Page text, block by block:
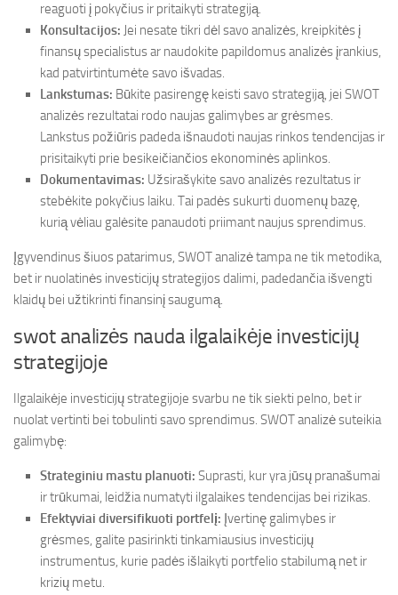
reaguoti į pokyčius ir pritaikyti strategiją.
Konsultacijos: Jei nesate tikri dėl savo analizės, kreipkitės į
finansų specialistus ar naudokite papildomus analizės įrankius,
kad patvirtintumėte savo išvadas.
Lankstumas: Būkite pasirengę keisti savo strategiją, jei SWOT
analizės rezultatai rodo naujas galimybes ar grėsmes.
Lankstus požiūris padeda išnaudoti naujas rinkos tendencijas ir
prisitaikyti prie besikeičiančios ekonominės aplinkos.
Dokumentavimas: Užsirašykite savo analizės rezultatus ir
stebėkite pokyčius laiku. Tai padės sukurti duomenų bazę,
kurią vėliau galėsite panaudoti priimant naujus sprendimus.
Įgyvendinus šiuos patarimus, SWOT analizė tampa ne tik metodika,
bet ir nuolatinės investicijų strategijos dalimi, padedančia išvengti
klaidų bei užtikrinti finansinį saugumą.
swot analizės nauda ilgalaikėje investicijų
strategijoje
Ilgalaikėje investicijų strategijoje svarbu ne tik siekti pelno, bet ir
nuolat vertinti bei tobulinti savo sprendimus. SWOT analizė suteikia
galimybę:
Strateginiu mastu planuoti: Suprasti, kur yra jūsų pranašumai
ir trūkumai, leidžia numatyti ilgalaikes tendencijas bei rizikas.
Efektyviai diversifikuoti portfelį: Įvertinę galimybes ir
grėsmes, galite pasirinkti tinkamiausius investicijų
instrumentus, kurie padės išlaikyti portfelio stabilumą net ir
krizių metu.